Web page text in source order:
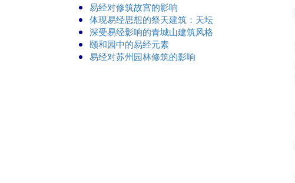
易经对修筑故宫的影响
体现易经思想的祭天建筑：天坛
深受易经影响的青城山建筑风格
颐和园中的易经元素
易经对苏州园林修筑的影响